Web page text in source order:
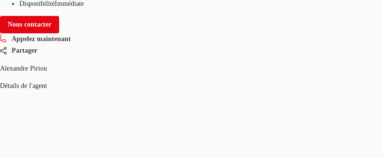
DisponibilitéImmédiate
Nous contacter
Appelez maintenant
Partager
Alexandre Piriou
Détails de l'agent